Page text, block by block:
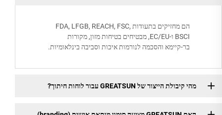
הם מחזיקים בתעודות FDA, LFGB, REACH, FSC,
BSCI ו-EC/EU, מבטיחים בטיחות מזון, מקורות
בר-קיימא והסכמה לנורמות איכות וסביבה בינלאומיות.
מהי קיבולת הייצור של GREATSUN עבור לוחות חיתוך?